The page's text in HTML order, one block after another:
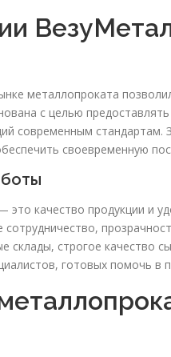
металлопроката
с целью
современным стандартам.
своевременную
качество продукции и
склады, строгое качество
готовых помочь в